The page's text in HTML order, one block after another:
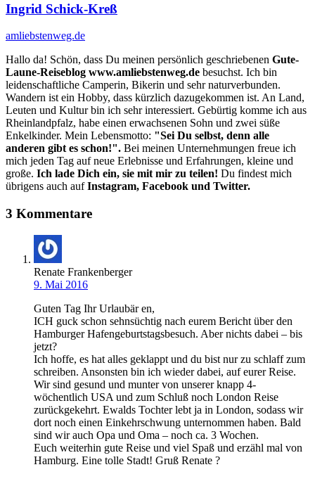
Ingrid Schick-Kreß
amliebstenweg.de
Hallo da! Schön, dass Du meinen persönlich geschriebenen Gute-
Laune-Reiseblog www.amliebstenweg.de besuchst. Ich bin
leidenschaftliche Camperin, Bikerin und sehr naturverbunden.
Wandern ist ein Hobby, dass kürzlich dazugekommen ist. An Land,
Leuten und Kultur bin ich sehr interessiert. Gebürtig komme ich aus
Rheinlandpfalz, habe einen erwachsenen Sohn und zwei süße
Enkelkinder. Mein Lebensmotto: "Sei Du selbst, denn alle
anderen gibt es schon!". Bei meinen Unternehmungen freue ich
mich jeden Tag auf neue Erlebnisse und Erfahrungen, kleine und
große. Ich lade Dich ein, sie mit mir zu teilen! Du findest mich
übrigens auch aufInstagram, Facebook und Twitter.
3 Kommentare
Renate Frankenberger
9. Mai 2016
Guten Tag Ihr Urlaubär en,
ICH guck schon sehnsüchtig nach eurem Bericht über den
Hamburger Hafengeburtstagsbesuch. Aber nichts dabei – bis
jetzt?
Ich hoffe, es hat alles geklappt und du bist nur zu schlaff zum
schreiben. Ansonsten bin ich wieder dabei, auf eurer Reise.
Wir sind gesund und munter von unserer knapp 4-
wöchentlich USA und zum Schluß noch London Reise
zurückgekehrt. Ewalds Tochter lebt ja in London, sodass wir
dort noch einen Einkehrschwung unternommen haben. Bald
sind wir auch Opa und Oma – noch ca. 3 Wochen.
Euch weiterhin gute Reise und viel Spaß und erzähl mal von
Hamburg. Eine tolle Stadt! Gruß Renate ?